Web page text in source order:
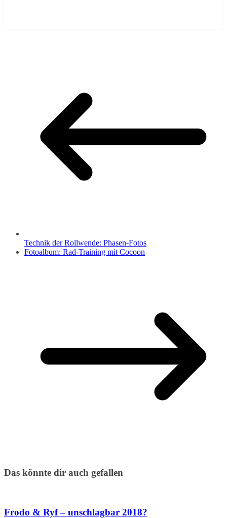
Technik der Rollwende: Phasen-Fotos
Fotoalbum: Rad-Training mit Cocoon
Das könnte dir auch gefallen
Frodo & Ryf – unschlagbar 2018?